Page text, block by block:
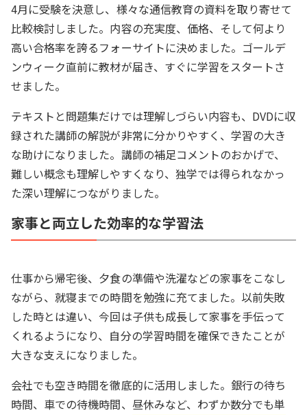
4月に受験を決意し、様々な通信教育の資料を取り寄せて
比較検討しました。内容の充実度、価格、そして何より
高い合格率を誇るフォーサイトに決めました。ゴールデ
ンウィーク直前に教材が届き、すぐに学習をスタートさ
せました。
テキストと問題集だけでは理解しづらい内容も、DVDに収
録された講師の解説が非常に分かりやすく、学習の大き
な助けになりました。講師の補足コメントのおかげで、
難しい概念も理解しやすくなり、独学では得られなかっ
た深い理解につながりました。
家事と両立した効率的な学習法
仕事から帰宅後、夕食の準備や洗濯などの家事をこなし
ながら、就寝までの時間を勉強に充てました。以前失敗
した時とは違い、今回は子供も成長して家事を手伝って
くれるようになり、自分の学習時間を確保できたことが
大きな支えになりました。
会社でも空き時間を徹底的に活用しました。銀行の待ち
時間、車での待機時間、昼休みなど、わずか数分でも単